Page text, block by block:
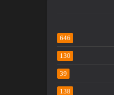
646
130
39
138